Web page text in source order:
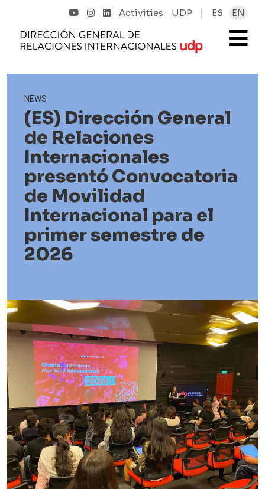
Activities UDP ES EN
NEWS
(ES) Dirección General
de Relaciones
Internacionales
presentó Convocatoria
de Movilidad
Internacional para el
primer semestre de
2026